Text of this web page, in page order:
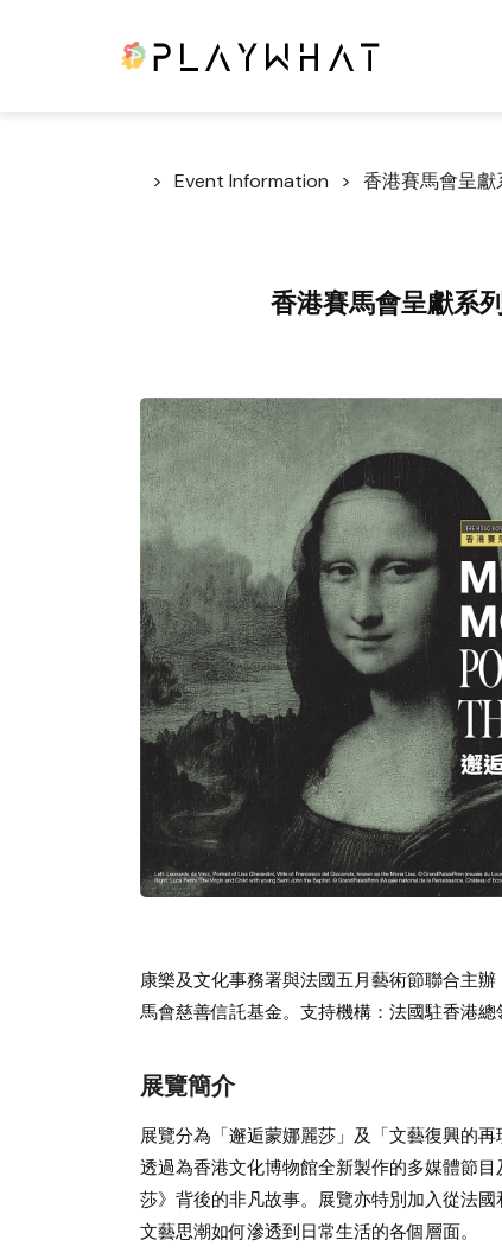
Event Information 香港賽馬會呈
香港賽馬會呈獻系
康樂及文化事務署與法國五月藝術節聯合主
馬會慈善信託基金。支持機構：法國駐香港總
展覽簡介
展覽分為「邂逅蒙娜麗莎」及「文藝復興的
透過為香港文化博物館全新製作的多媒體節
莎》背後的非凡故事。展覽亦特別加入從法
文藝思潮如何滲透到日常生活的各個層面。